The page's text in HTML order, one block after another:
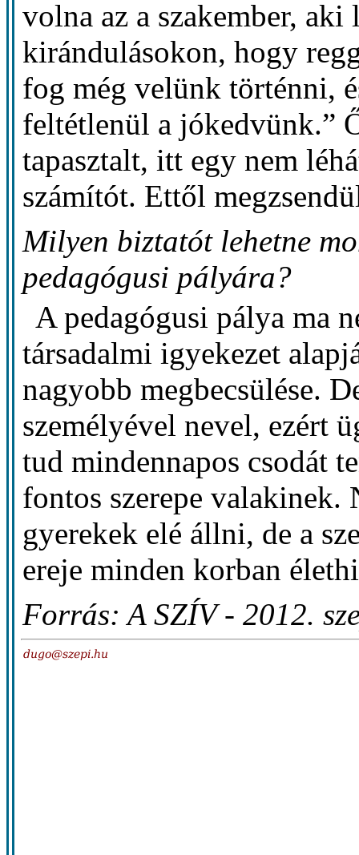
volna az a szakember,
kirándulásokon, hogy
fog még velünk történni,
feltétlenül a jókedvünk.”
tapasztalt, itt egy nem
számítót. Ettől
Milyen biztatót lehetne
pedagógusi pályára?
A pedagógusi pálya ma
társadalmi igyekezet
nagyobb megbecsülése.
személyével nevel, ezért
tud mindennapos csodát
fontos szerepe
gyerekek elé állni, de a
ereje minden korban
Forrás: A SZÍV - 2012.